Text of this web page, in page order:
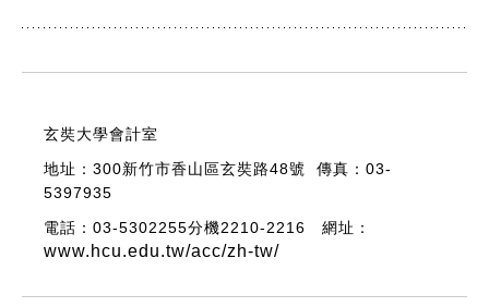
玄奘大學會計室
地址：300新竹市香山區玄奘路48號 傳真：03-
5397935
電話：03-5302255分機2210-2216 網址：
www.hcu.edu.tw/acc/zh-tw/